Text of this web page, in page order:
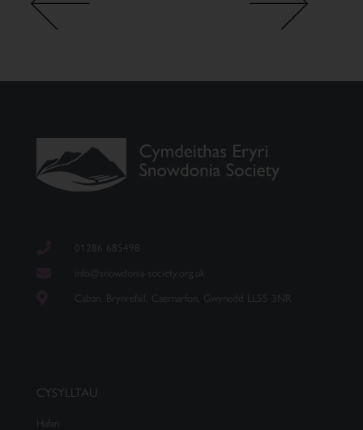
01286 685498
info@snowdonia-society.org.uk
Caban, Brynrefail, Caernarfon, Gwynedd LL55 3NR
CYSYLLTAU
Hafan